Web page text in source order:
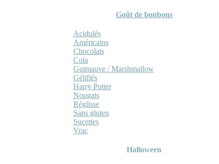
Goût de bonbons
Acidulés
Américains
Chocolats
Cola
Guimauve / Marshmallow
Gélifiés
Harry Potter
Nougats
Réglisse
Sans gluten
Sucettes
Vrac
Halloween